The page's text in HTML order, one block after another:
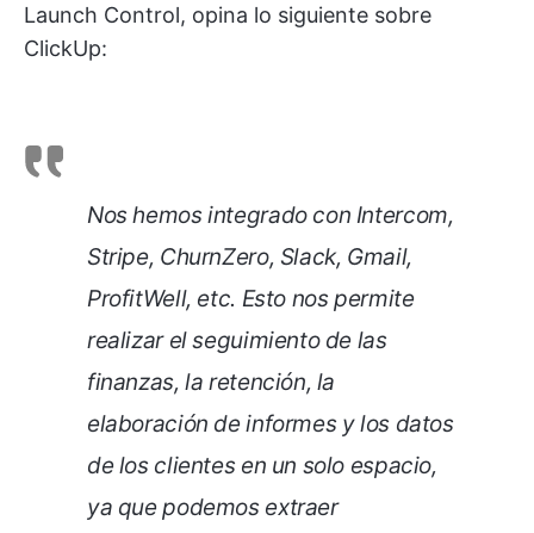
Launch Control, opina lo siguiente sobre
ClickUp:
Nos hemos integrado con Intercom,
Stripe, ChurnZero, Slack, Gmail,
ProfitWell, etc. Esto nos permite
realizar el seguimiento de las
finanzas, la retención, la
elaboración de informes y los datos
de los clientes en un solo espacio,
ya que podemos extraer